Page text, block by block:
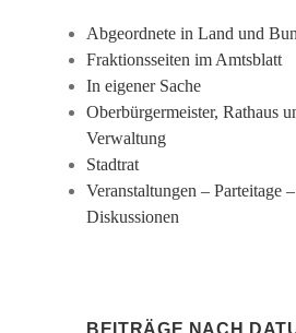
Abgeordnete in Land und
Fraktionsseiten im Amtsblatt
In eigener Sache
Oberbürgermeister, Rathaus
Verwaltung
Stadtrat
Veranstaltungen – Parteitage –
Diskussionen